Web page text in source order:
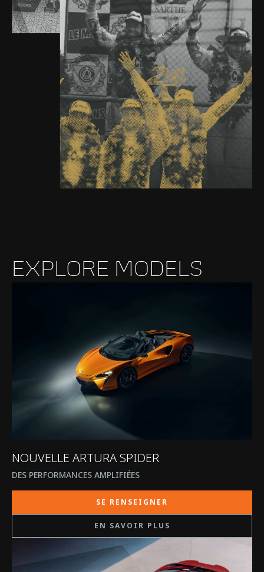
EXPLORE MODELS
NOUVELLE ARTURA SPIDER
DES PERFORMANCES AMPLIFIÉES
SE RENSEIGNER
EN SAVOIR PLUS